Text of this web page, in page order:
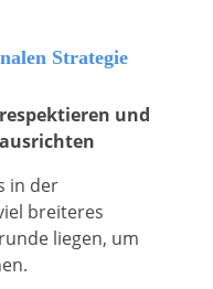
Strategie
und
in der
breiteres
liegen, um